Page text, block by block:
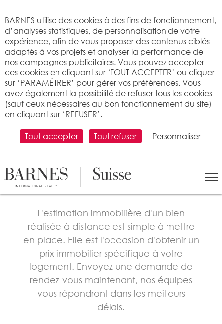
PARLEZ DE VOTRE BIEN
AVEC UN EXPERT BARNES,
VOUS
L'estimation immobilière d'un bien
réalisée à distance est simple à mettre
en place. Elle est l'occasion d'obtenir un
prix immobilier spécifique à votre
logement. Envoyez une demande de
rendez-vous maintenant, nos équipes
vous répondront dans les meilleurs
délais.
BARNES utilise des cookies à des fins de fonctionnement,
d’analyses statistiques, de personnalisation de votre
expérience, afin de vous proposer des contenus ciblés
adaptés à vos projets et analyser la performance de
nos campagnes publicitaires. Vous pouvez accepter
ces cookies en cliquant sur ‘TOUT ACCEPTER’ ou cliquer
sur ‘PARAMÉTRER’ pour gérer vos préférences. Vous
avez également la possibilité de refuser tous les cookies
(sauf ceux nécessaires au bon fonctionnement du site)
en cliquant sur ‘REFUSER’.
Tout accepter Tout refuser Personnaliser